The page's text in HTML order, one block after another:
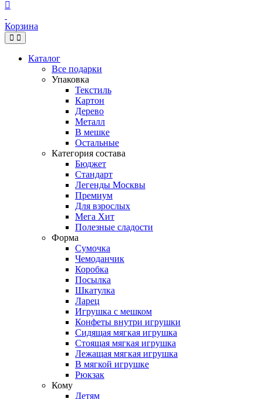
Корзина
Каталог
Все подарки
Упаковка
Текстиль
Картон
Дерево
Металл
В мешке
Остальные
Категория состава
Бюджет
Стандарт
Легенды Москвы
Премиум
Для взрослых
Мега Хит
Полезные сладости
Форма
Сумочка
Чемоданчик
Коробка
Посылка
Шкатулка
Ларец
Игрушка с мешком
Конфеты внутри игрушки
Сидящая мягкая игрушка
Стоящая мягкая игрушка
Лежащая мягкая игрушка
В мягкой игрушке
Рюкзак
Кому
Детям